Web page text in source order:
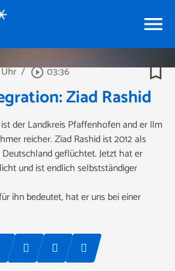
menu
/ play_circle_outline03:36 bookmark_border
Ziad Rashid
der Landkreis Pfaffenhofen and er Ilm
reicher. Ziad Rashid ist 2012 als
geflüchtet. Jetzt hat er
und ist endlich selbstständiger
ihn bedeutet, hat er uns bei einer